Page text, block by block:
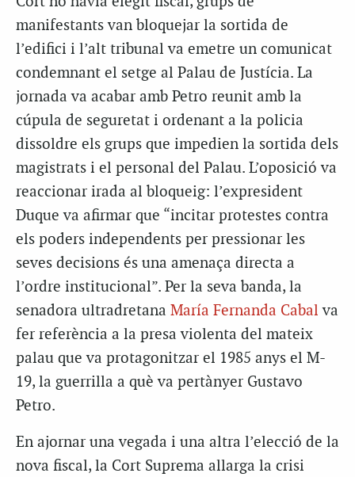
manifestants van bloquejar la sortida de
l’edifici i l’alt tribunal va emetre un comunicat
condemnant el setge al Palau de Justícia. La
jornada va acabar amb Petro reunit amb la
cúpula de seguretat i ordenant a la policia
dissoldre els grups que impedien la sortida dels
magistrats i el personal del Palau. L’oposició va
reaccionar irada al bloqueig: l’expresident
Duque va afirmar que “incitar protestes contra
els poders independents per pressionar les
seves decisions és una amenaça directa a
l’ordre institucional”. Per la seva banda, la
senadora ultradretana María Fernanda Cabal va
fer referència a la presa violenta del mateix
palau que va protagonitzar el 1985 anys el M-
19, la guerrilla a què va pertànyer Gustavo
Petro.
En ajornar una vegada i una altra l’elecció de la
nova fiscal, la Cort Suprema allarga la crisi